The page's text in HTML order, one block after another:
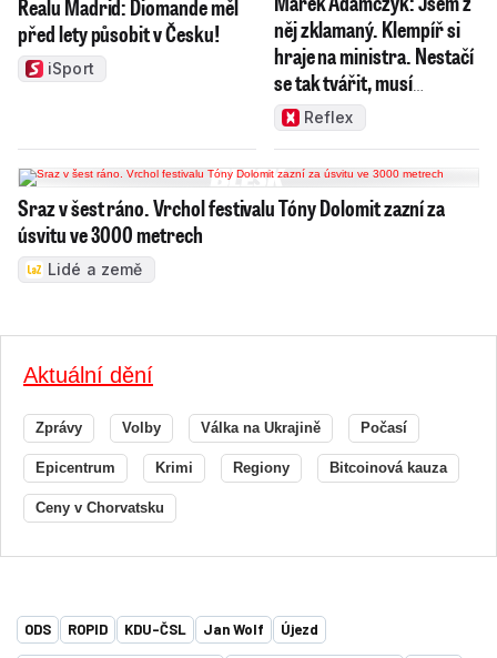
Realu Madrid: Diomande měl
před lety působit v Česku!
iSport
něj zklamaný. Klempíř si
hraje na ministra. Nestačí
se tak tvářit, musí
zamakat
Reflex
Sraz v šest ráno. Vrchol festivalu Tóny Dolomit zazní za
úsvitu ve 3000 metrech
Lidé a země
Aktuální dění
Zprávy Volby Válka na Ukrajině Počasí
Epicentrum Krimi Regiony Bitcoinová kauza
Ceny v Chorvatsku
ODS ROPID KDU-ČSL Jan Wolf Újezd